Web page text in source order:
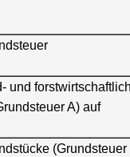
und
A) auf
(Grundsteuer